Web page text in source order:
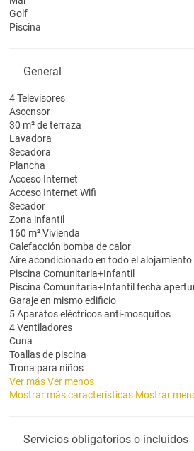
Golf
Piscina
General
4 Televisores
Ascensor
30 m² de terraza
Lavadora
Secadora
Plancha
Acceso Internet
Acceso Internet Wifi
Secador
Zona infantil
160 m² Vivienda
Calefacción bomba de calor
Aire acondicionado en todo el alojamiento
Piscina Comunitaria+Infantil
Piscina Comunitaria+Infantilfecha
Garaje en mismo edificio
5 Aparatos eléctricos anti-mosquitos
4 Ventiladores
Cuna
Toallas de piscina
Trona para niños
Ver másVer menos
Mostrar más características Mostrar
Servicios obligatorios o incluidos